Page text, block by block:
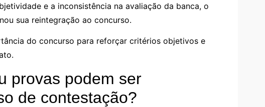
e a inconsistência na avaliação da banca, o
sua reintegração ao concurso.
do concurso para reforçar critérios objetivos e
provas podem ser
de contestação?